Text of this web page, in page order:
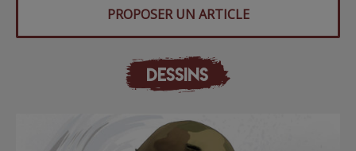
PROPOSER UN ARTICLE
DESSINS